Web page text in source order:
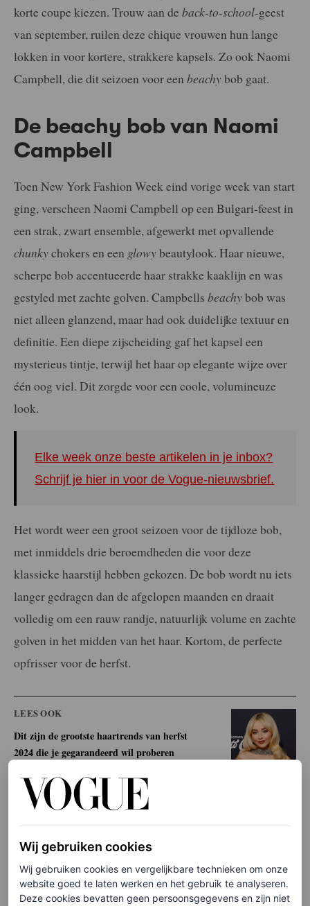
korte coupe kiezen. Trouw aan de back-to-school-geest
van september, ruilen deze chique vrouwen hun lange
lokken in voor kortere, strakkere kapsels. Zo ook Naomi
Campbell, die dit seizoen voor een beachybob gaat.
De beachy bob van Naomi
Campbell
Toen New York Fashion Week eind vorige week van start
ging, verscheen Naomi Campbell op een Bulgari-feest in
een strak, zwart ensemble, afgewerkt met opvallende
chunkychokers en een glowybeautylook. Haar nieuwe,
scherpe bob accentueerde haar strakke kaaklijn en was
gestyled met zachte golven. Campbells beachybob was
niet alleen glanzend, maar had ook duidelijke textuur en
definitie. Een diepe zijscheiding gaf het kapsel een
mysterieus tintje, terwijl het haar op elegante wijze over
één oog viel. Dit zorgde voor een coole, volumineuze
look.
Elke week onze beste artikelen in je inbox?
Schrijf je hier in voor de Vogue-nieuwsbrief.
Het wordt weer een groot seizoen voor de tijdloze bob,
met inmiddels drie beroemdheden die voor deze
klassieke haarstijl hebben gekozen. De bob wordt nu iets
langer gedragen dan de afgelopen maanden en draait
volledig om een rauw randje, natuurlijk volume en zachte
golven in het midden van het haar. Kortom, de perfecte
opfrisser voor de herfst.
LEES OOK
Dit zijn de grootste haartrends van herfst
2024 die je gegarandeerd wil proberen
Wij gebruiken cookies
Wij gebruiken cookies en vergelijkbare technieken om onze
website goed te laten werken en het gebruik te analyseren.
Deze cookies bevatten geen persoonsgegevens en zijn niet